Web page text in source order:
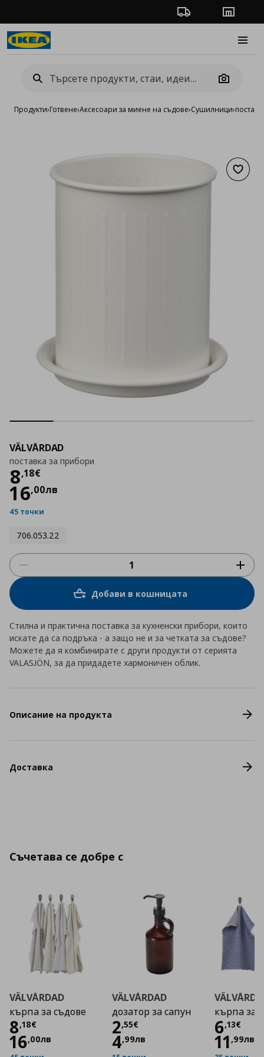
Проследяване на
Camera
Продукти›Готвене›Аксесоари за миене на съдове›Сушилници›
VÄLVÅRDAD
поставка за прибори
8,18€
Цена
16,00лв
45 точки
706.053.22
Добави в кошницата
Стилна и практична поставка за кухненски прибори, които
искате да са подръка - а защо не и за четката за съдове?
Можете да я комбинирате с други продукти от серията
VALASJÖN, за да придадете хармоничен облик.
Описание на продукта
Доставка
Съчетава се добре с
VÄLVÅRDAD
кърпа за съдове
8,18€
Цена
16,00лв
VÄLVÅRDAD
дозатор за сапун
2,55€
Цена
4,99лв
кърпа за
6,13€
Цена
11 ,99лв